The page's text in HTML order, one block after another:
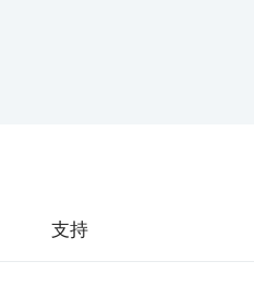
支持